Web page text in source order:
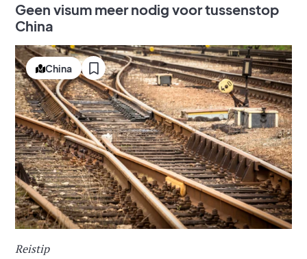
Geen visum meer nodig voor tussenstop
China
China
Reistip